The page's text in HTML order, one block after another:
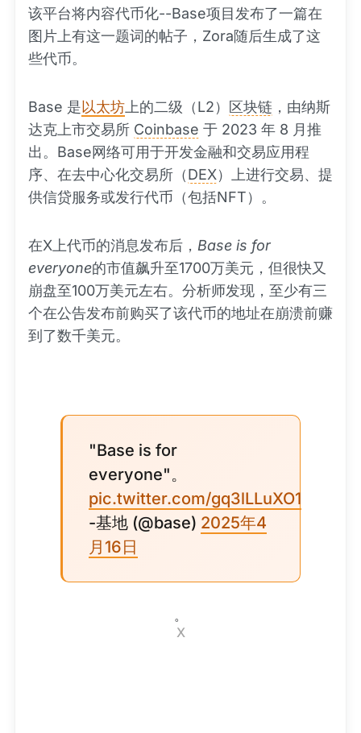
该平台将内容代币化--Base项目发布了一篇在
图片上有这一题词的帖子，Zora随后生成了这
些代币。
Base 是以太坊 上的二级（L2） 区块链 ，由纳斯
达克上市交易所 Coinbase 于 2023 年 8 月推
出。Base网络可用于开发金融和交易应用程
序、在去中心化交易所（DEX）上进行交易、提
供信贷服务或发行代币（包括NFT）。
在X上代币的消息发布后， Base is for
everyone的市值飙升至1700万美元，但很快又
崩盘至100万美元左右。分析师发现，至少有三
个在公告发布前购买了该代币的地址在崩溃前赚
到了数千美元。
"Base is for
everyone"。
pic.twitter.com/gq3lLLuXO1
-基地 (@base) 2025年4
月16日
。
X